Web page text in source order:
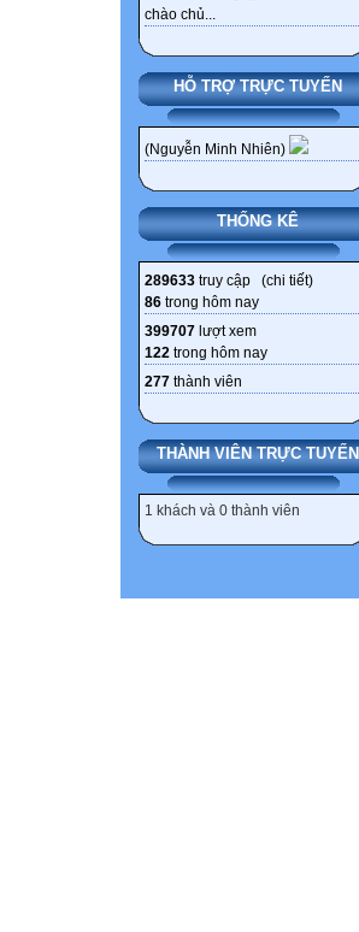
chào chủ...
HỖ TRỢ TRỰC TUYẾN
(Nguyễn Minh Nhiên)
THỐNG KÊ
289633 truy cập (chi tiết)
86 trong hôm nay
399707 lượt xem
122 trong hôm nay
277 thành viên
THÀNH VIÊN TRỰC TUYẾN
1 khách và 0 thành viên